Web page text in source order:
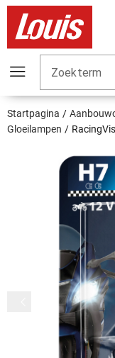
Zoekterm
Startpagina
Gloeilampen